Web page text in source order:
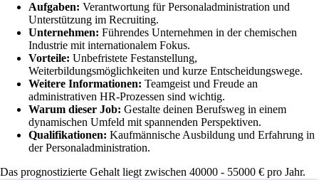
Aufgaben: Verantwortung für Personaladministration und
Unterstützung im Recruiting.
Unternehmen: Führendes Unternehmen in der chemischen
Industrie mit internationalem Fokus.
Vorteile: Unbefristete Festanstellung,
Weiterbildungsmöglichkeiten und kurze Entscheidungswege.
Weitere Informationen: Teamgeist und Freude an
administrativen HR-Prozessen sind wichtig.
Warum dieser Job: Gestalte deinen Berufsweg in einem
dynamischen Umfeld mit spannenden Perspektiven.
Qualifikationen: Kaufmännische Ausbildung und Erfahrung in
der Personaladministration.
Das prognostizierte Gehalt liegt zwischen 40000 - 55000 € pro Jahr.